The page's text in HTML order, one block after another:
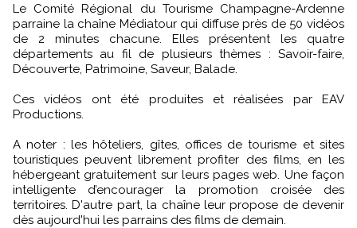
Le Comité Régional du Tourisme Champagne-Ardenne
parraine la chaîne Médiatour qui diffuse près de 50 vidéos
de 2 minutes chacune. Elles présentent les quatre
départements au fil de plusieurs thèmes : Savoir-faire,
Découverte, Patrimoine, Saveur, Balade.
Ces vidéos ont été produites et réalisées par EAV
Productions.
A noter : les hôteliers, gîtes, offices de tourisme et sites
touristiques peuvent librement profiter des films, en les
hébergeant gratuitement sur leurs pages web. Une façon
intelligente d’encourager la promotion croisée des
territoires. D'autre part, la chaîne leur propose de devenir
dès aujourd'hui les parrains des films de demain.